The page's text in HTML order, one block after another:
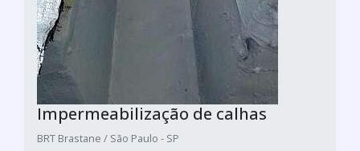
Impermeabilização de calhas
BRT Brastane / São Paulo - SP